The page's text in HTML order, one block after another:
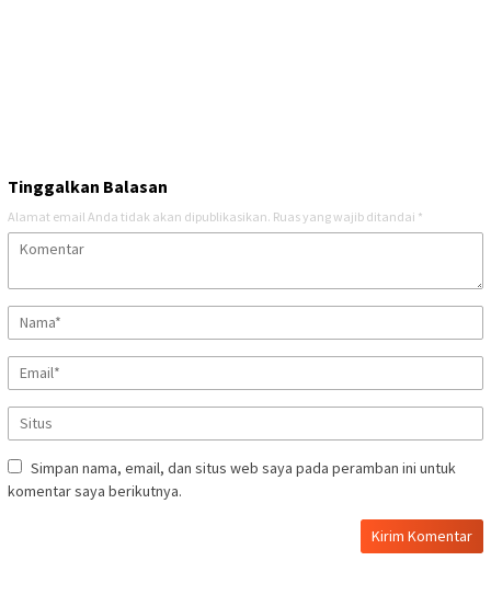
Tinggalkan Balasan
Alamat email Anda tidak akan dipublikasikan. Ruas yang wajib ditandai *
Simpan nama, email, dan situs web saya pada peramban ini untuk
komentar saya berikutnya.